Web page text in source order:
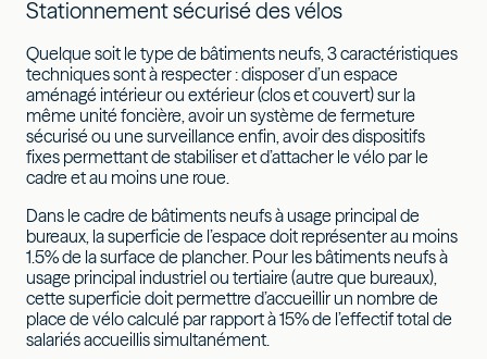
Stationnement sécurisé des vélos
Quelque soit le type de bâtiments neufs, 3 caractéristiques
techniques sont à respecter : disposer d’un espace
aménagé intérieur ou extérieur (clos et couvert) sur la
même unité foncière, avoir un système de fermeture
sécurisé ou une surveillance enfin, avoir des dispositifs
fixes permettant de stabiliser et d’attacher le vélo par le
cadre et au moins une roue.
Dans le cadre de bâtiments neufs à usage principal de
bureaux, la superficie de l’espace doit représenter au moins
1.5% de la surface de plancher. Pour les bâtiments neufs à
usage principal industriel ou tertiaire (autre que bureaux),
cette superficie doit permettre d’accueillir un nombre de
place de vélo calculé par rapport à 15% de l’effectif total de
salariés accueillis simultanément.